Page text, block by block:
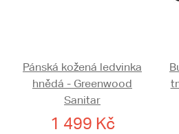
Pánská kožená ledvinka
hnědá - Greenwood
Sanitar
1 499 Kč